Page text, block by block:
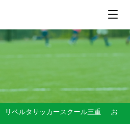
リベルタサッカースクール三重
お